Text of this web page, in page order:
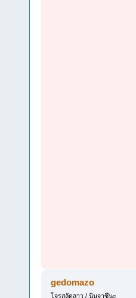
gedomazo
โจรสลัดสาว / นินจาซึนะ